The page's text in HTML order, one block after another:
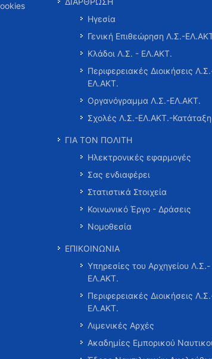
Ηγεσία
Γενική Επιθεώρηση Λ.Σ.-
Κλάδοι Λ.Σ. - ΕΛ.ΑΚΤ.
Περιφερειακές Διοικήσεις
ΕΛ.ΑΚΤ.
Οργανόγραμμα Λ.Σ.-ΕΛ.ΑΚΤ.
Σχολές Λ.Σ.-ΕΛ.ΑΚΤ.-Κατάταξη
ΓΙΑ ΤΟΝ ΠΟΛΙΤΗ
Ηλεκτρονικές εφαρμογές
Σας ενδιαφέρει
Στατιστικά Στοιχεία
Κοινωνικό Έργο - Δράσεις
Νομοθεσία
ΕΠΙΚΟΙΝΩΝΙΑ
Υπηρεσίες του Αρχηγείου Λ.Σ.-
ΕΛ.ΑΚΤ.
Περιφερειακές Διοικήσεις
ΕΛ.ΑΚΤ.
Λιμενικές Αρχές
Ακαδημίες Εμπορικού